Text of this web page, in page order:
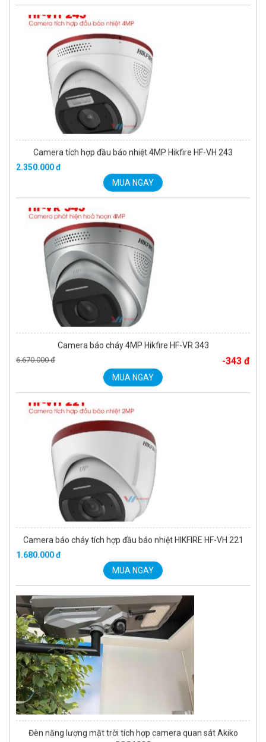
Camera tích hợp đầu báo nhiệt 4MP Hikfire HF-VH 243
2.350.000 đ
MUA NGAY
Camera báo cháy 4MP Hikfire HF-VR 343
6.670.000 đ
MUA NGAY
Camera báo cháy tích hợp đầu báo nhiệt HIKFIRE HF-VH 221
1.680.000 đ
MUA NGAY
Đèn năng lượng mặt trời tích hợp camera quan sát Akiko
SSO100C
Liên hệ